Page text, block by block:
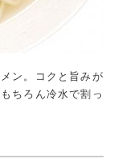
ン。コクと旨みが
ちろん冷水で割っ